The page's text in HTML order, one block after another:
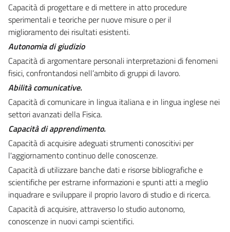
Capacità di progettare e di mettere in atto procedure
sperimentali e teoriche per nuove misure o per il
miglioramento dei risultati esistenti.
Autonomia di giudizio
Capacità di argomentare personali interpretazioni di fenomeni
fisici, confrontandosi nell’ambito di gruppi di lavoro.
Abilità comunicative.
Capacità di comunicare in lingua italiana e in lingua inglese nei
settori avanzati della Fisica.
Capacità di apprendimento.
Capacità di acquisire adeguati strumenti conoscitivi per
l'aggiornamento continuo delle conoscenze.
Capacità di utilizzare banche dati e risorse bibliografiche e
scientifiche per estrarne informazioni e spunti atti a meglio
inquadrare e sviluppare il proprio lavoro di studio e di ricerca.
Capacità di acquisire, attraverso lo studio autonomo,
conoscenze in nuovi campi scientifici.